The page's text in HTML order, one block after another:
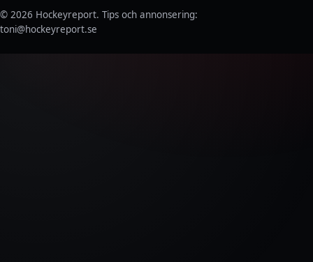
© 2026 Hockeyreport. Tips och annonsering:
toni@hockeyreport.se